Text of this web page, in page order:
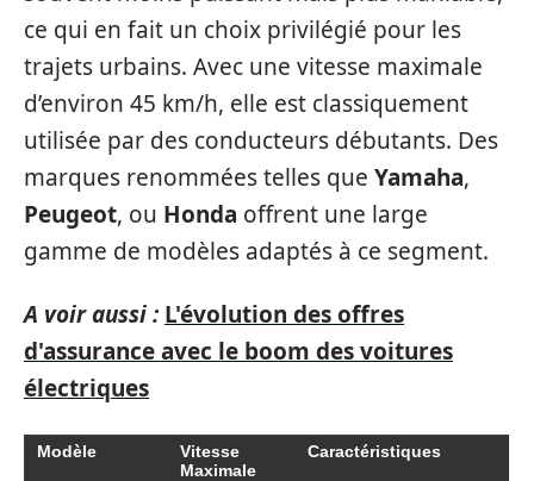
ce qui en fait un choix privilégié pour les
trajets urbains. Avec une vitesse maximale
d’environ 45 km/h, elle est classiquement
utilisée par des conducteurs débutants. Des
marques renommées telles que Yamaha,
Peugeot, ou Honda offrent une large
gamme de modèles adaptés à ce segment.
A voir aussi : L'évolution des offres
d'assurance avec le boom des voitures
électriques
Modèle
Vitesse
Maximale
Caractéristiques